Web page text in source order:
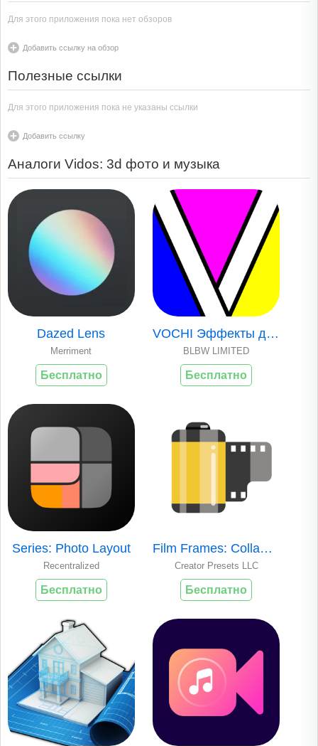
Для этого приложения пока нет обзоров
Добавить ссылку на обзор
Полезные ссылки
Для этого приложения пока не указаны ссылки
Добавить ссылку
Аналоги Vidos: 3d фото и музыка
Dazed Lens
Merriment
Бесплатно
VOCHI Эффекты для Видео и Фото
BLBW LIMITED
Бесплатно
Series: Photo Layout
Recentralized
Бесплатно
Film Frames: Collage & Stories
Creator Presets LLC
Бесплатно